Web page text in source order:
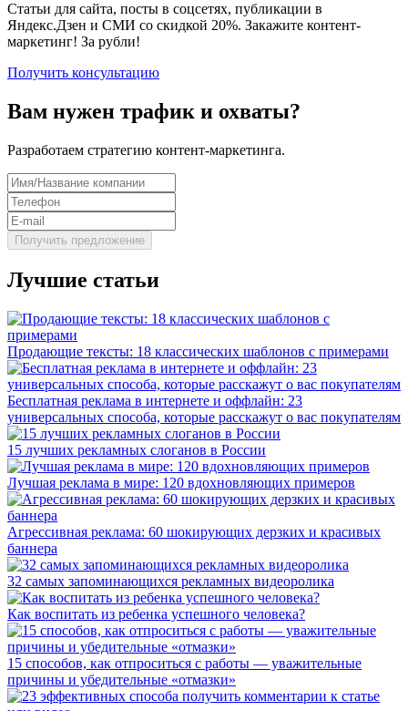
Статьи для сайта, посты в соцсетях, публикации в
Яндекс.Дзен и СМИ со скидкой 20%. Закажите контент-
маркетинг! Зa рубли!
Получить консультацию
Вам нужен трафик и охваты?
Разработаем стратегию контент-маркетинга.
Лучшие статьи
Продающие тексты: 18 классических шаблонов с примерами
Бесплатная реклама в интернете и оффлайн: 23
универсальных способа, которые расскажут о вас покупателям
15 лучших рекламных слоганов в России
Лучшая реклама в мире: 120 вдохновляющих примеров
Агрессивная реклама: 60 шокирующих дерзких и красивых
баннера
32 самых запоминающихся рекламных видеоролика
Как воспитать из ребенка успешного человека?
15 способов, как отпроситься с работы — уважительные
причины и убедительные «отмазки»